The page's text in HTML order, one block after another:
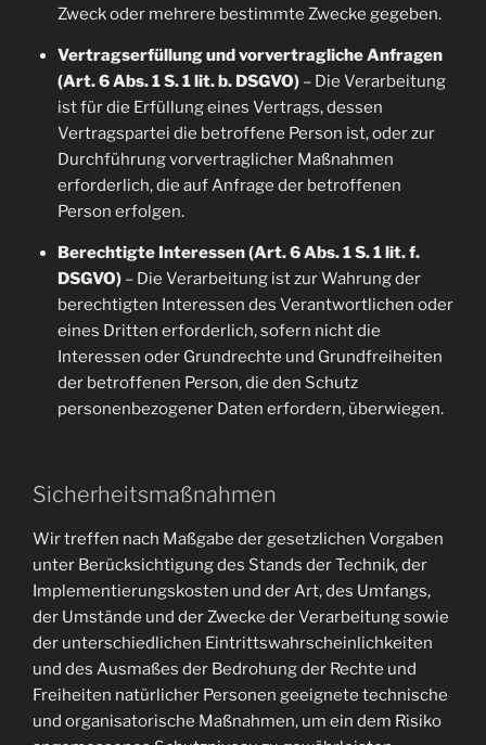
Zweck oder mehrere bestimmte Zwecke gegeben.
Vertragserfüllung und vorvertragliche Anfragen
(Art. 6 Abs. 1 S. 1 lit. b. DSGVO)– Die Verarbeitung
ist für die Erfüllung eines Vertrags, dessen
Vertragspartei die betroffene Person ist, oder zur
Durchführung vorvertraglicher Maßnahmen
erforderlich, die auf Anfrage der betroffenen
Person erfolgen.
Berechtigte Interessen (Art. 6 Abs. 1 S. 1 lit. f.
DSGVO)– Die Verarbeitung ist zur Wahrung der
berechtigten Interessen des Verantwortlichen oder
eines Dritten erforderlich, sofern nicht die
Interessen oder Grundrechte und Grundfreiheiten
der betroffenen Person, die den Schutz
personenbezogener Daten erfordern, überwiegen.
Sicherheitsmaßnahmen
Wir treffen nach Maßgabe der gesetzlichen Vorgaben
unter Berücksichtigung des Stands der Technik, der
Implementierungskosten und der Art, des Umfangs,
der Umstände und der Zwecke der Verarbeitung sowie
der unterschiedlichen Eintrittswahrscheinlichkeiten
und des Ausmaßes der Bedrohung der Rechte und
Freiheiten natürlicher Personen geeignete technische
und organisatorische Maßnahmen, um ein dem Risiko